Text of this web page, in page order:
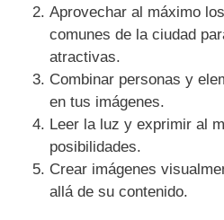
Aprovechar al máximo
comunes de la ciudad
atractivas.
Combinar personas y
en tus imágenes.
Leer la luz y exprimir al
posibilidades.
Crear imágenes
allá de su contenido.